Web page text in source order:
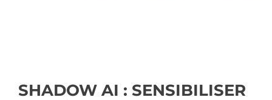
SHADOW AI : SENSIBILISER